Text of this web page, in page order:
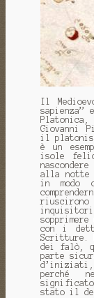
Il
sapienza”
Giovanni
il
è un
isole
alla notte
in modo
con i
Scritture.
dei falò,
parte
perché
stato il